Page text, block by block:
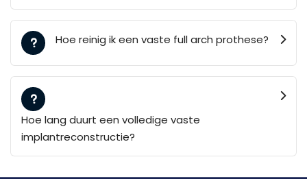
Hoe reinig ik een vaste full arch prothese?
Hoe lang duurt een volledige vaste
implantreconstructie?